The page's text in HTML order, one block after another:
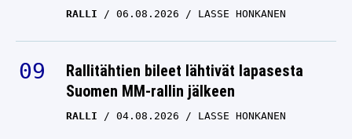
RALLI 06.08.2026 LASSE HONKANEN
Rallitähtien bileet lähtivät lapasesta
Suomen MM-rallin jälkeen
RALLI 04.08.2026 LASSE HONKANEN